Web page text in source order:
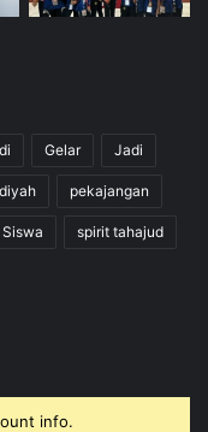
di Gelar Jadi
pekajangan
Siswa spirit tahajud
info.